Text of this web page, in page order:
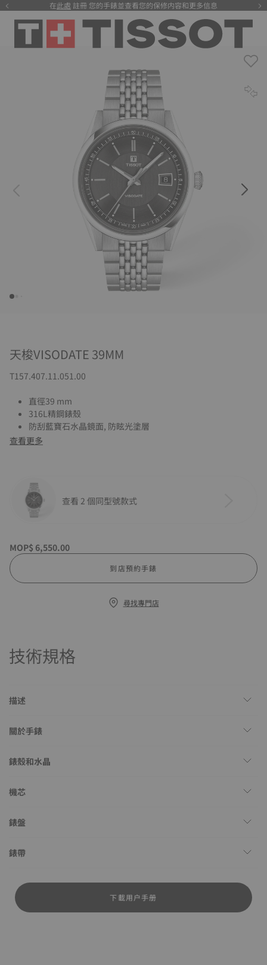
在此處 註冊 您的手錶並查看您的保修内容和更多信息
注册
天梭VISODATE 39MM
T157.407.11.051.00
直徑39 mm
316L精鋼錶殼
防刮藍寶石水晶鏡面, 防眩光塗層
查看更多
查看 2 個同型號款式
MOP$ 6,550.00
到店預約手錶
尋找專門店
技術規格
描述
關於手錶
錶殼和水晶
機芯
錶盤
錶帶
下載用户手册